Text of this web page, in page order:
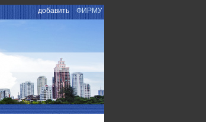
добавить ФИРМУ